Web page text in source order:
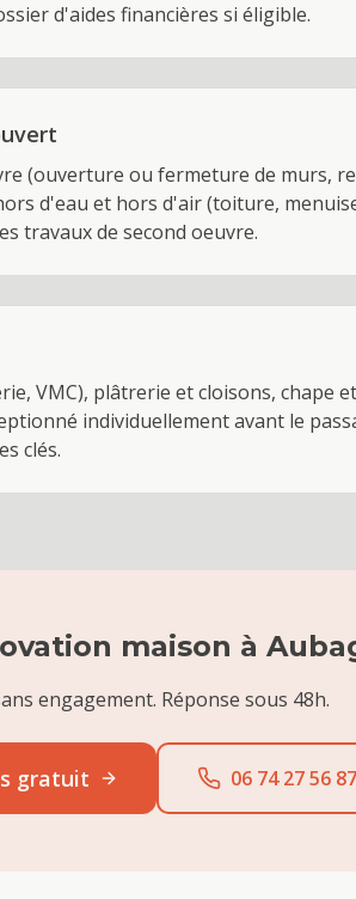
d'aides financières si éligible.
(ouverture ou fermeture de murs,
d'eau et hors d'air (toiture,
travaux de second oeuvre.
VMC), plâtrerie et cloisons, chape
individuellement avant le
clés.
maison à
engagement. Réponse sous 48h.
gratuit 06 74 27 56 87